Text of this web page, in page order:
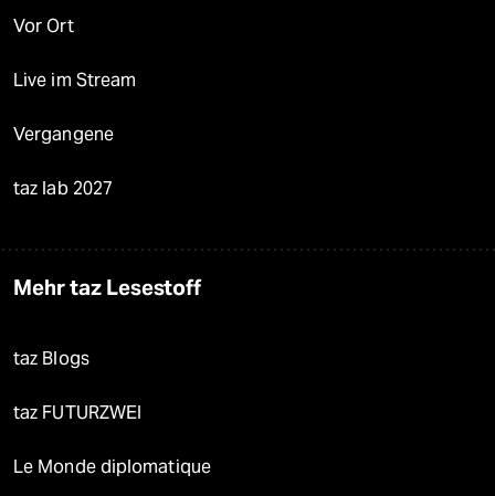
Vor Ort
Live im Stream
Vergangene
taz lab 2027
Mehr taz Lesestoff
taz Blogs
taz FUTURZWEI
Le Monde diplomatique